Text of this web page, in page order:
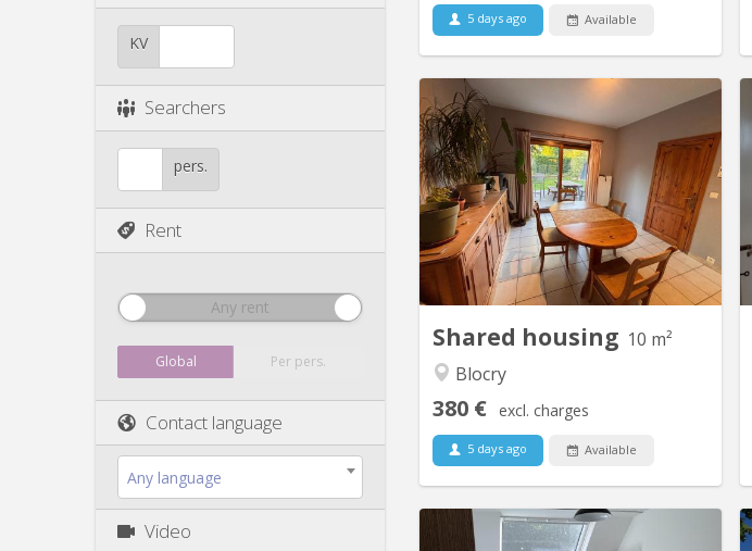
KV
Searchers
pers.
Rent
Any rent
Global Per pers.
Contact language
Any language
Video
5 days ago Available
Shared housing 10 m²
Blocry
380 € excl. charges
5 days ago Available
KV 2209
Chambre dispo dans une coloc à
Louvain-la-Neuve Salut ! Une place se
libère dans une superbe colocation à
Louvain-la-Neuve à partir du 1er août.
La colocation est composée de :
Violette – la trentaine, j'aime le sport,
j’adore cuisiner et me plonger dans un
bon livre. Plutôt calme au...